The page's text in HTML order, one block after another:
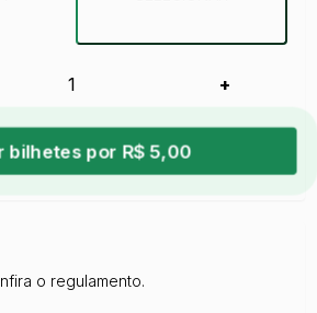
+
bilhetes por R$ 5,00
o regulamento.